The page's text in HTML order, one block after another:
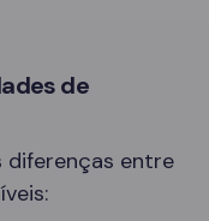
de
diferenças entre